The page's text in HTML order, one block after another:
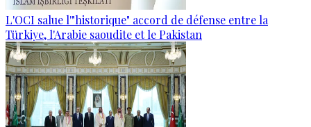
L'OCI salue l'"historique" accord de défense entre la
Türkiye, l'Arabie saoudite et le Pakistan